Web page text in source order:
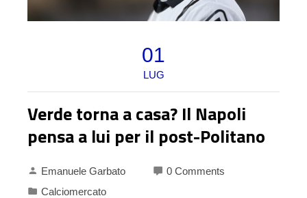
01
LUG
Verde torna a casa? Il Napoli
pensa a lui per il post-Politano
Emanuele Garbato
0 Comments
Calciomercato